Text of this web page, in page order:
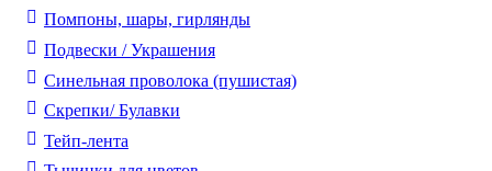
Помпоны, шары, гирлянды
Подвески / Украшения
Синельная проволока (пушистая)
Скрепки/ Булавки
Тейп-лента